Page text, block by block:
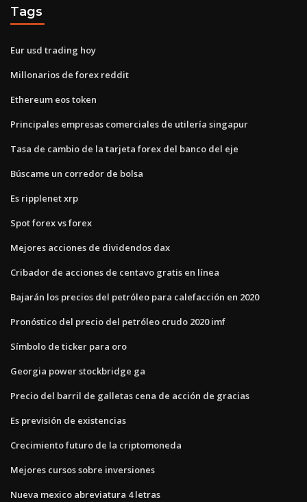
Tags
Eur usd trading hoy
Millonarios de forex reddit
Ethereum eos token
Principales empresas comerciales de utilería singapur
Tasa de cambio de la tarjeta forex del banco del eje
Búscame un corredor de bolsa
Es ripplenet xrp
Spot forex vs forex
Mejores acciones de dividendos dax
Cribador de acciones de centavo gratis en línea
Bajarán los precios del petróleo para calefacción en 2020
Pronóstico del precio del petróleo crudo 2020 imf
Símbolo de ticker para oro
Georgia power stockbridge ga
Precio del barril de galletas cena de acción de gracias
Es previsión de existencias
Crecimiento futuro de la criptomoneda
Mejores cursos sobre inversiones
Nueva mexico abreviatura 4 letras